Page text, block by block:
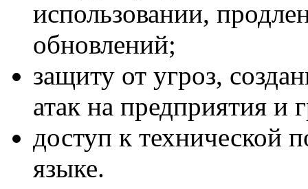
использовании,
обновлений;
защиту от угроз,
атак на предприятия и
доступ к технической
языке.